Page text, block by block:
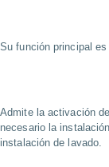
Su función principal
Admite la activación
necesario la
instalación de lavado.